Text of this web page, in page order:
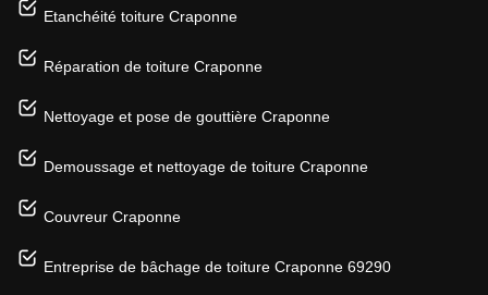
Etanchéité toiture Craponne
Réparation de toiture Craponne
Nettoyage et pose de gouttière Craponne
Demoussage et nettoyage de toiture Craponne
Couvreur Craponne
Entreprise de bâchage de toiture Craponne 69290